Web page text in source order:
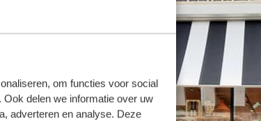
om functies voor social
delen we informatie over uw
adverteren en analyse. Deze